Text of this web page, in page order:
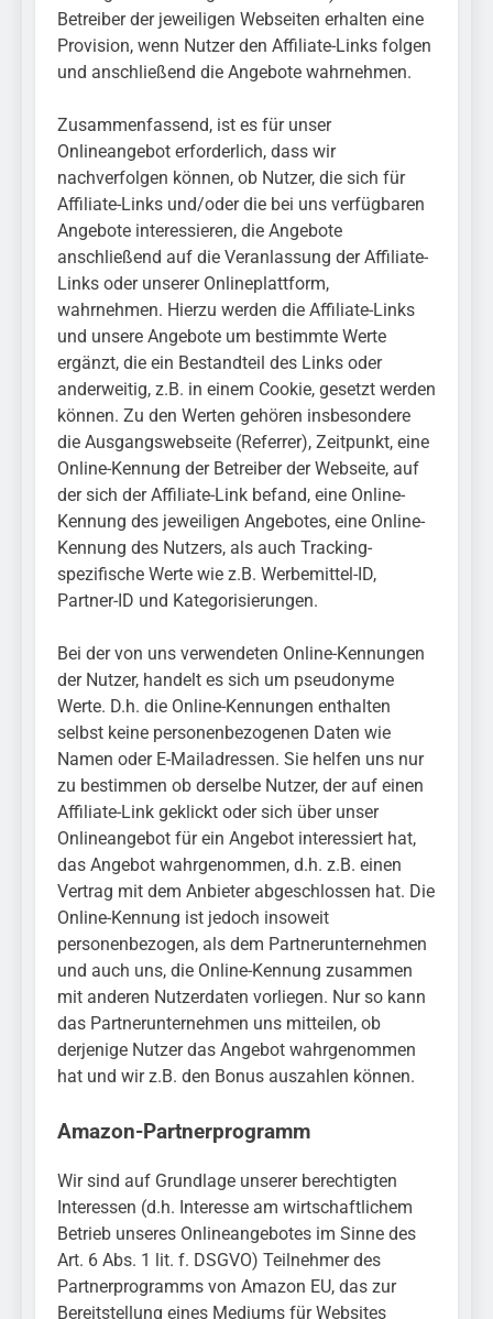
Betreiber der jeweiligen Webseiten erhalten eine
Provision, wenn Nutzer den Affiliate-Links folgen
und anschließend die Angebote wahrnehmen.
Zusammenfassend, ist es für unser
Onlineangebot erforderlich, dass wir
nachverfolgen können, ob Nutzer, die sich für
Affiliate-Links und/oder die bei uns verfügbaren
Angebote interessieren, die Angebote
anschließend auf die Veranlassung der Affiliate-
Links oder unserer Onlineplattform,
wahrnehmen. Hierzu werden die Affiliate-Links
und unsere Angebote um bestimmte Werte
ergänzt, die ein Bestandteil des Links oder
anderweitig, z.B. in einem Cookie, gesetzt werden
können. Zu den Werten gehören insbesondere
die Ausgangswebseite (Referrer), Zeitpunkt, eine
Online-Kennung der Betreiber der Webseite, auf
der sich der Affiliate-Link befand, eine Online-
Kennung des jeweiligen Angebotes, eine Online-
Kennung des Nutzers, als auch Tracking-
spezifische Werte wie z.B. Werbemittel-ID,
Partner-ID und Kategorisierungen.
Bei der von uns verwendeten Online-Kennungen
der Nutzer, handelt es sich um pseudonyme
Werte. D.h. die Online-Kennungen enthalten
selbst keine personenbezogenen Daten wie
Namen oder E-Mailadressen. Sie helfen uns nur
zu bestimmen ob derselbe Nutzer, der auf einen
Affiliate-Link geklickt oder sich über unser
Onlineangebot für ein Angebot interessiert hat,
das Angebot wahrgenommen, d.h. z.B. einen
Vertrag mit dem Anbieter abgeschlossen hat. Die
Online-Kennung ist jedoch insoweit
personenbezogen, als dem Partnerunternehmen
und auch uns, die Online-Kennung zusammen
mit anderen Nutzerdaten vorliegen. Nur so kann
das Partnerunternehmen uns mitteilen, ob
derjenige Nutzer das Angebot wahrgenommen
hat und wir z.B. den Bonus auszahlen können.
Amazon-Partnerprogramm
Wir sind auf Grundlage unserer berechtigten
Interessen (d.h. Interesse am wirtschaftlichem
Betrieb unseres Onlineangebotes im Sinne des
Art. 6 Abs. 1 lit. f. DSGVO) Teilnehmer des
Partnerprogramms von Amazon EU, das zur
Bereitstellung eines Mediums für Websites